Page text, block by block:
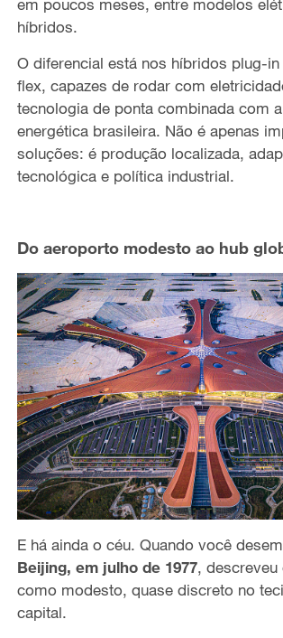
híbridos.
O diferencial está nos híbridos plug-
flex, capazes de rodar com
tecnologia de ponta combinada com
energética brasileira. Não é apenas
soluções: é produção localizada,
tecnológica e política industrial.
Do aeroporto modesto ao hub
E há ainda o céu. Quando você
Beijing, em julho de 1977, descreveu
como modesto, quase discreto no
capital.